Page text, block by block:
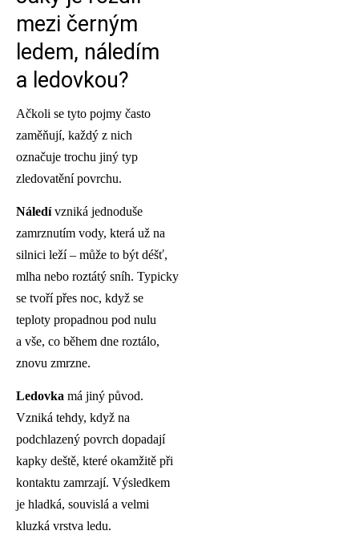
mezi černým
ledem, náledím
a ledovkou?
Ačkoli se tyto pojmy často
zaměňují, každý z nich
označuje trochu jiný typ
zledovatění povrchu.
Náledívzniká jednoduše
zamrznutím vody, která už na
silnici leží – může to být déšť,
mlha nebo roztátý sníh. Typicky
se tvoří přes noc, když se
teploty propadnou pod nulu
a vše, co během dne roztálo,
znovu zmrzne.
Ledovka má jiný původ.
Vzniká tehdy, když na
podchlazený povrch dopadají
kapky deště, které okamžitě při
kontaktu zamrzají. Výsledkem
je hladká, souvislá a velmi
kluzká vrstva ledu.